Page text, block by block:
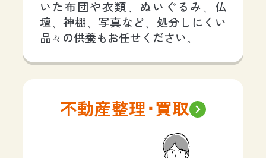
いた布団や衣類、ぬいぐるみ、仏
壇、神棚、写真など、処分しにくい
品々の供養もお任せください。
不動産整理･買取